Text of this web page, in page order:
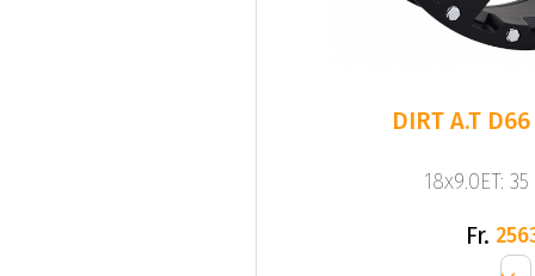
DIRT A.T
18x9.0ET: 35
Fr.